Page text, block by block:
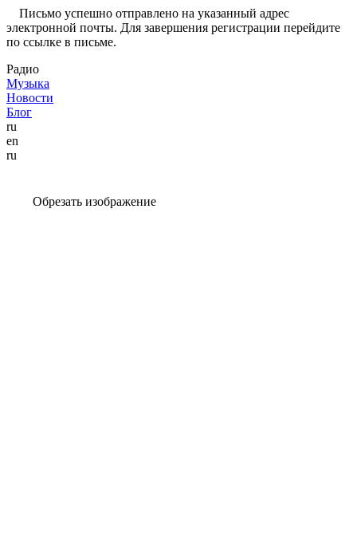
Письмо успешно отправлено на указанный адрес
электронной почты. Для завершения регистрации перейдите
по ссылке в письме.
Радио
Музыка
Новости
Блог
ru
en
ru
Обрезать изображение